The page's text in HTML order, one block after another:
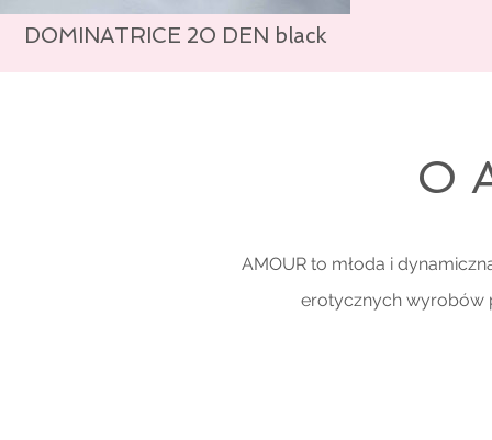
DOMINATRICE 2O DEN black
O
AMOUR to młoda i
erotycznych wyrobów